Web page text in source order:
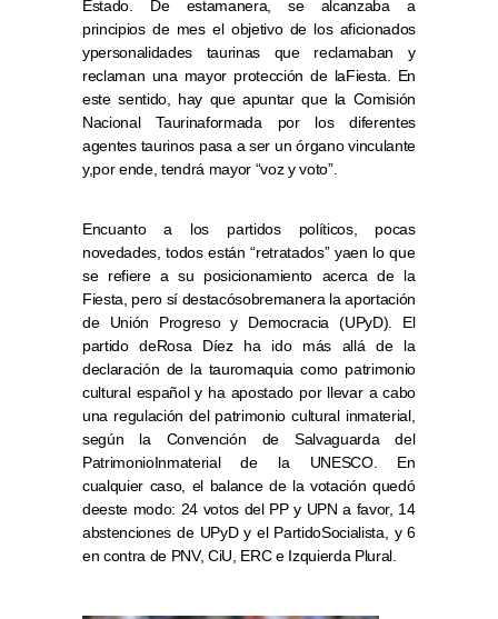
Estado. De estamanera, se alcanzaba a
principios de mes el objetivo de los aficionados
ypersonalidades taurinas que reclamaban y
reclaman una mayor protección de laFiesta. En
este sentido, hay que apuntar que la Comisión
Nacional Taurinaformada por los diferentes
agentes taurinos pasa a ser un órgano vinculante
y,por ende, tendrá mayor “voz y voto”.
Encuanto a los partidos políticos, pocas
novedades, todos están “retratados” yaen lo que
se refiere a su posicionamiento acerca de la
Fiesta, pero sí destacósobremanera la aportación
de Unión Progreso y Democracia (UPyD). El
partido deRosa Díez ha ido más allá de la
declaración de la tauromaquia como patrimonio
cultural español y ha apostado por llevar a cabo
una regulación del patrimonio cultural inmaterial,
según la Convención de Salvaguarda del
PatrimonioInmaterial de la UNESCO. En
cualquier caso, el balance de la votación quedó
deeste modo: 24 votos del PP y UPN a favor, 14
abstenciones de UPyD y el PartidoSocialista, y 6
en contra de PNV, CiU, ERC e Izquierda Plural.